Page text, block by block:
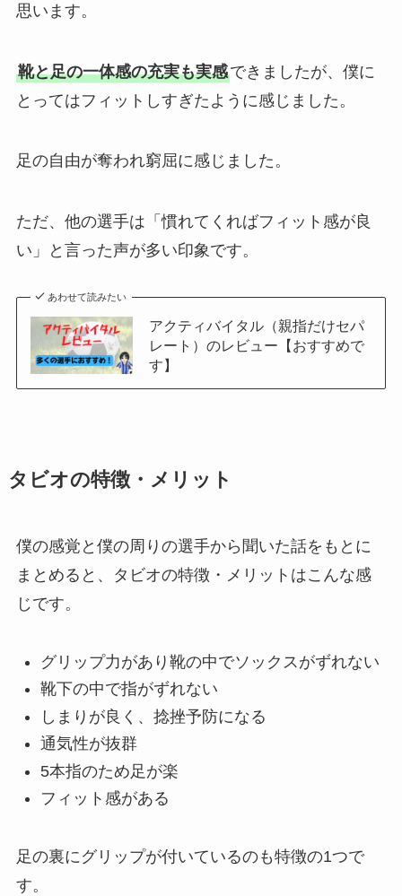
思います。
靴と足の一体感の充実も実感できましたが、僕に
とってはフィットしすぎたように感じました。
足の自由が奪われ窮屈に感じました。
ただ、他の選手は「慣れてくればフィット感が良
い」と言った声が多い印象です。
あわせて読みたい
アクティバイタル（親指だけセパ
レート）のレビュー【おすすめで
す】
タビオの特徴・メリット
僕の感覚と僕の周りの選手から聞いた話をもとに
まとめると、タビオの特徴・メリットはこんな感
じです。
グリップ力があり靴の中でソックスがずれない
靴下の中で指がずれない
しまりが良く、捻挫予防になる
通気性が抜群
5本指のため足が楽
フィット感がある
足の裏にグリップが付いているのも特徴の1つで
す。